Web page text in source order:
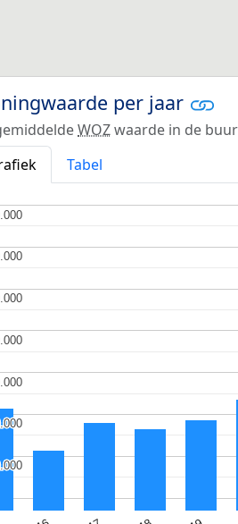
per jaar
WOZwaarde in de
Tabel